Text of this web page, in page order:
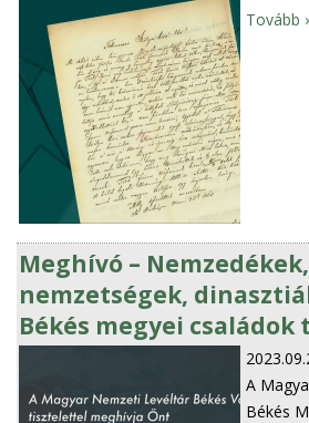
Tovább
Meghívó – Nemzedékek,
nemzetségek,
Békés megyei
A
Békés